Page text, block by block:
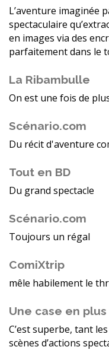
L’aventure imaginée
spectaculaire
en images via des
parfaitement dans le
La Ribambulle
On est une fois de
Scénario.com
Du récit d'aventure
Tout en BD
Du grand spectacle
Scénario.com
Toujours un régal
ComiXtrip
mêle habilement le
Une case en plus
C’est superbe, tant
scènes d’actions